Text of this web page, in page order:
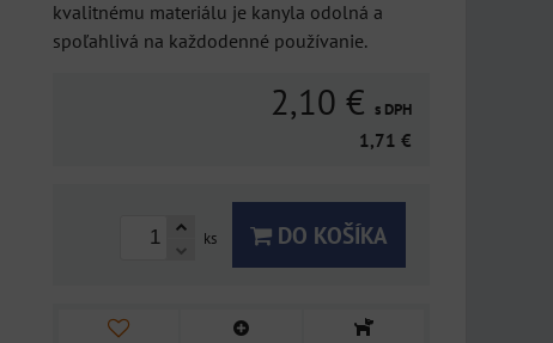
kvalitnému materiálu je kanyla odolná a
spoľahlivá na každodenné používanie.
2,10 € s DPH
1,71 €
ks DO KOŠÍKA